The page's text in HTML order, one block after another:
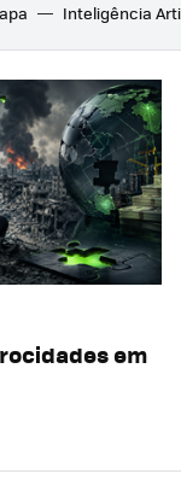
Inteligência
em